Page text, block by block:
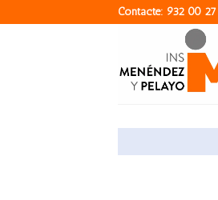
to
Contacte: 932 00